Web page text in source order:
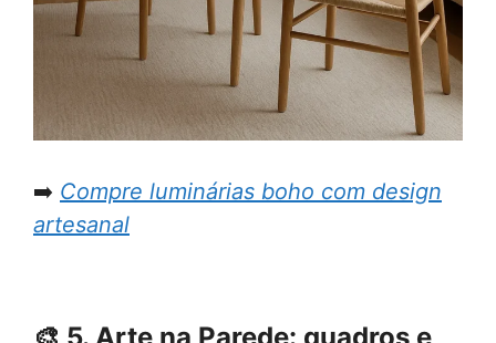
➡️ Compre luminárias boho com design
artesanal
🎨 5. Arte na Parede: quadros e